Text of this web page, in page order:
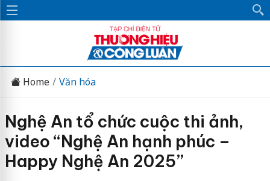
Home Văn hóa
Nghệ An tổ chức cuộc thi ảnh,
video “Nghệ An hạnh phúc –
Happy Nghệ An 2025”